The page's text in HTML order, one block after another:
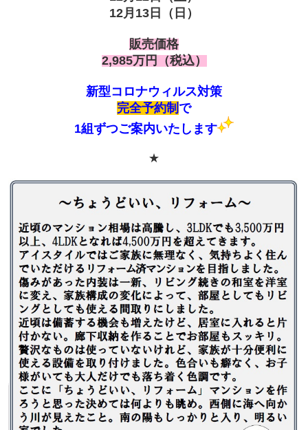
12月13日（日）
販売価格
2,985万円（税込）
新型コロナウィルス対策
完全予約制 で
1組ずつご案内いたします
★